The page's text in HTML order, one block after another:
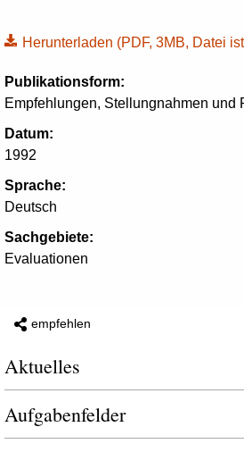
Herunterladen (PDF, 3MB, Datei
Publikationsform:
Empfehlungen, Stellungnahmen und
Datum:
1992
Sprache:
Deutsch
Sachgebiete:
Evaluationen
empfehlen
Aktuelles
Aufgabenfelder